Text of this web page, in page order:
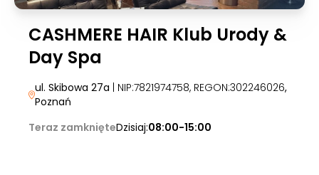
CASHMERE HAIR Klub Urody &
Day Spa
ul. Skibowa 27a | NIP:7821974758, REGON:302246026,
Poznań
Teraz zamknięteDzisiaj:08:00-15:00